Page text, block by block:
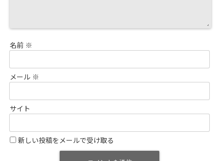
名前 ※
メール ※
サイト
新しい投稿をメールで受け取る